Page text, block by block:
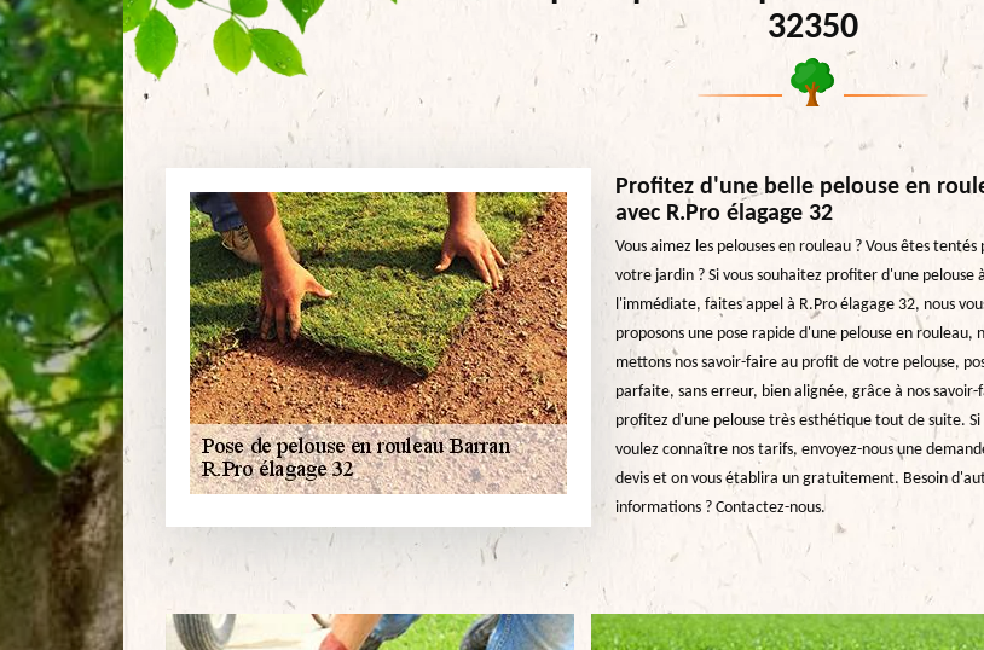
32350
Profitez d'une belle pelouse en
avec R.Pro élagage 32
Vous aimez les pelouses en rouleau ? Vous êtes tentés
votre jardin ? Si vous souhaitez profiter d'une pelouse à
l'immédiate, faites appel à R.Pro élagage 32, nous
proposons une pose rapide d'une pelouse en rouleau,
mettons nos savoir-faire au profit de votre pelouse,
parfaite, sans erreur, bien alignée, grâce à nos savoir-
profitez d'une pelouse très esthétique tout de suite. Si
voulez connaître nos tarifs, envoyez-nous une
devis et on vous établira un gratuitement. Besoin
informations ? Contactez-nous.